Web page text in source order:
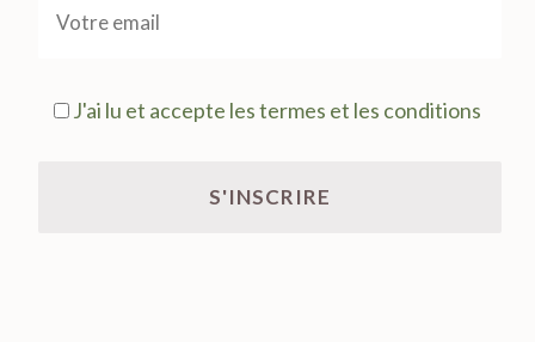
J'ai lu et accepte les termes et les conditions